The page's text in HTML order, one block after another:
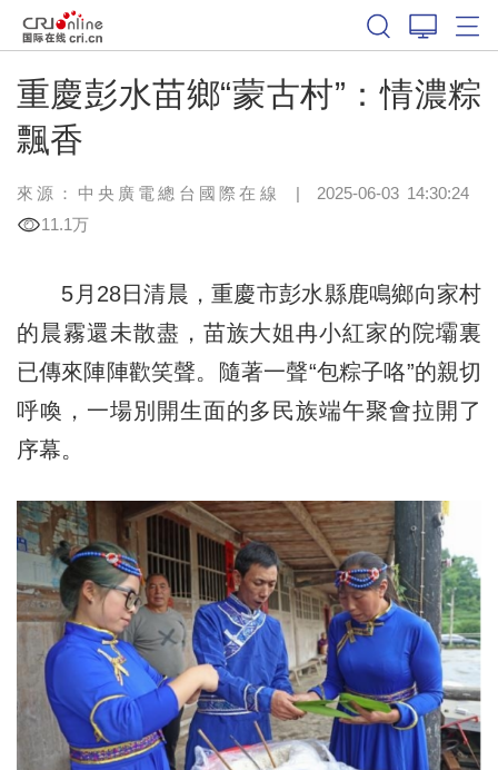
重慶彭水苗鄉“蒙古村”：情濃粽
飄香
來源：中央廣電總台國際在線 | 2025-06-03 14:30:24
11.1万
5月28日清晨，重慶市彭水縣鹿鳴鄉向家村
的晨霧還未散盡，苗族大姐冉小紅家的院壩裏
已傳來陣陣歡笑聲。隨著一聲“包粽子咯”的親切
呼喚，一場別開生面的多民族端午聚會拉開了
序幕。